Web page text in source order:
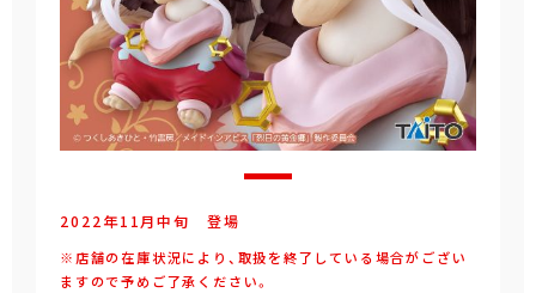
2022年11月中旬 登場
※店舗の在庫状況により、取扱を終了している場合がござい
ますので予めご了承ください。